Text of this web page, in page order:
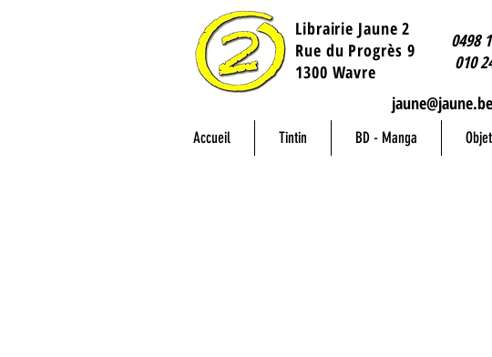
Librairie Jaune 2
​Rue du Progrès 9
1300 Wavre
0498
010
jaune@jaune.be
Accueil Tintin BD - Manga